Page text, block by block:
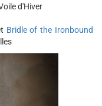
d'Hiver
Bridle of the Ironbound